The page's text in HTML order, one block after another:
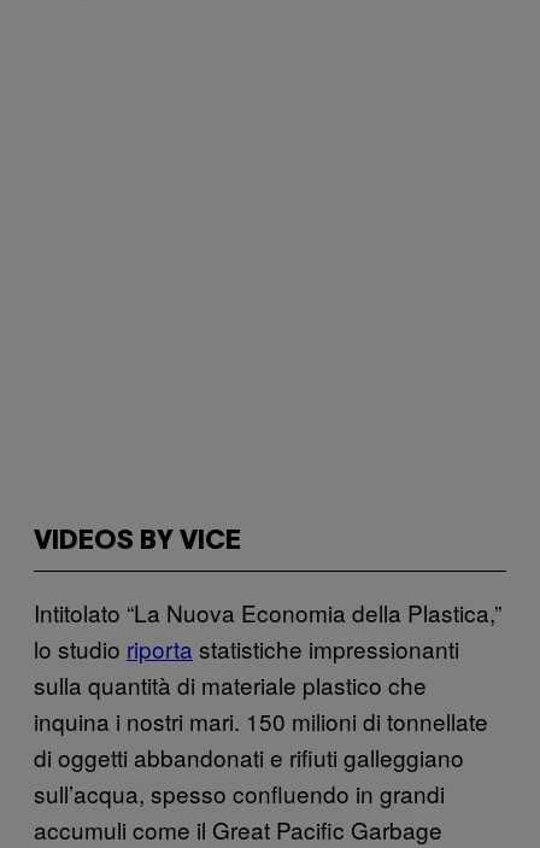
VIDEOS BY VICE
Intitolato “La Nuova Economia della Plastica,”
lo studio riporta statistiche impressionanti
sulla quantità di materiale plastico che
inquina i nostri mari. 150 milioni di tonnellate
di oggetti abbandonati e rifiuti galleggiano
sull’acqua, spesso confluendo in grandi
accumuli come il Great Pacific Garbage